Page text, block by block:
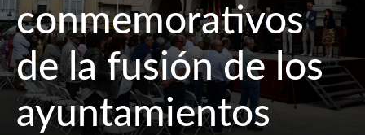
conmemorativos
de la fusión de los
ayuntamientos